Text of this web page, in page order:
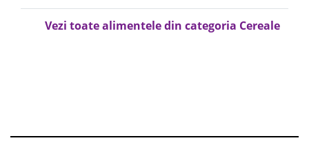
Vezi toate alimentele din categoria Cereale